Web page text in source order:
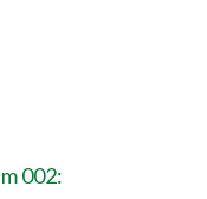
002: